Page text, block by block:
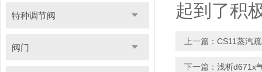
特种调节阀
阀门
起到了积
上一篇： CS11蒸汽
下一篇： 浅析d671x